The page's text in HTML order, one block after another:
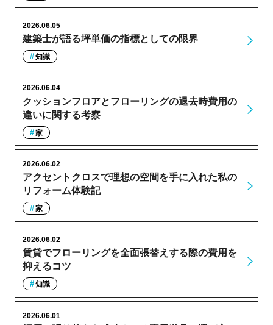
建築士が語る坪単価の指標としての限界
2026.06.05
知識
クッションフロアとフローリングの退去時費用の
違いに関する考察
2026.06.04
家
アクセントクロスで理想の空間を手に入れた私の
リフォーム体験記
2026.06.02
家
賃貸でフローリングを全面張替えする際の費用を
抑えるコツ
2026.06.02
知識
2026.06.01